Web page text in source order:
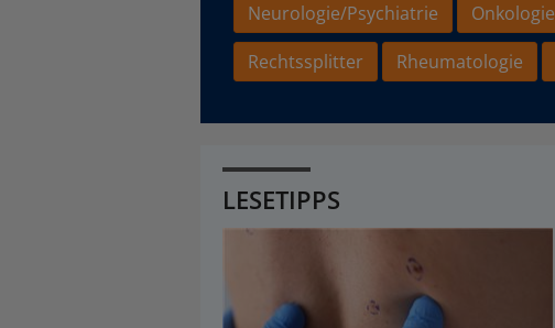
Neurologie/Psychiatrie
Onkologie
Rechtssplitter
Rheumatologie
LESETIPPS